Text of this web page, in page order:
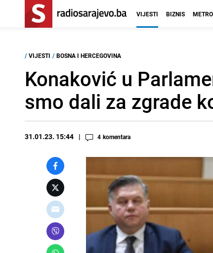
VIJESTI BIZNIS
/ VIJESTI / BOSNA I HERCEGOVINA
Konaković u
smo dali za zgrade
31.01.23. 15:44 4 komentara